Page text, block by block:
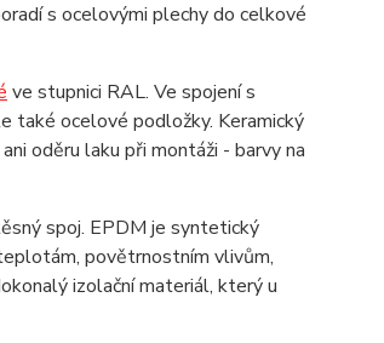
s ocelovými plechy do celkové
ve stupnici RAL. Ve spojení s
také ocelové podložky. Keramický
oděru laku při montáži - barvy na
spoj. EPDM je syntetický
povětrnostním vlivům,
izolační materiál, který u